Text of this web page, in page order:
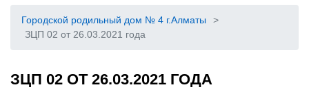
Городской родильный дом № 4 г.Алматы
>
ЗЦП 02 от 26.03.2021 года
ЗЦП 02 ОТ 26.03.2021 ГОДА